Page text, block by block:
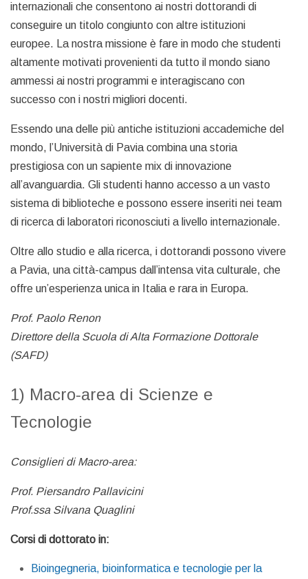
internazionali che consentono ai nostri dottorandi di
conseguire un titolo congiunto con altre istituzioni
europee. La nostra missione è fare in modo che studenti
altamente motivati provenienti da tutto il mondo siano
ammessi ai nostri programmi e interagiscano con
successo con i nostri migliori docenti.
Essendo una delle più antiche istituzioni accademiche del
mondo, l’Università di Pavia combina una storia
prestigiosa con un sapiente mix di innovazione
all’avanguardia. Gli studenti hanno accesso a un vasto
sistema di biblioteche e possono essere inseriti nei team
di ricerca di laboratori riconosciuti a livello internazionale.
Oltre allo studio e alla ricerca, i dottorandi possono vivere
a Pavia, una città-campus dall’intensa vita culturale, che
offre un’esperienza unica in Italia e rara in Europa.
Prof. Paolo Renon
Direttore della Scuola di Alta Formazione Dottorale
(SAFD)
1) Macro-area di Scienze e
Tecnologie
Consiglieri di Macro-area:
Prof. Piersandro Pallavicini
Prof.ssa Silvana Quaglini
Corsi di dottorato in:
Bioingegneria, bioinformatica e tecnologie per la